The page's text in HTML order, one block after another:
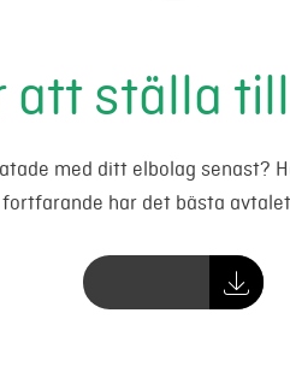
att ställa
med ditt elbolag senast?
har det bästa